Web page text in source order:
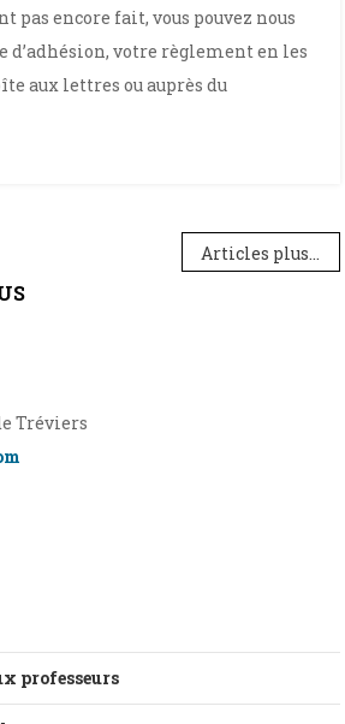
pas encore fait, vous pouvez nous
votre règlement en les
aux lettres ou auprès du
Articles plus récents
Tréviers
professeurs